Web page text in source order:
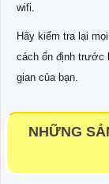
wifi.
Hãy kiểm tra lại
cách ổn định trước
gian của bạn.
NHỮNG